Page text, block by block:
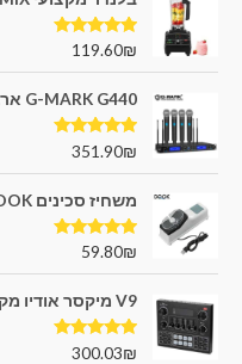
דורג5.00
119.60₪
G-MARK G440 ארבעה מיקרופונים
דורג5.00
351.90₪
משחיז סכינים DOOK
דורג5.00
59.80₪
V9 מיקסר אודיו מקצועי
דורג5.00
300.03₪